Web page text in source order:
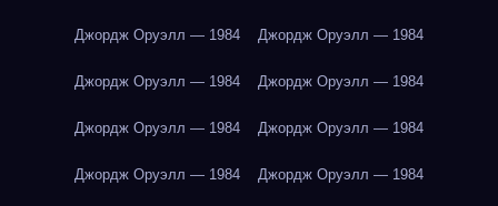
Джордж Оруэлл — 1984 Джордж Оруэлл — 1984
Джордж Оруэлл — 1984 Джордж Оруэлл — 1984
Джордж Оруэлл — 1984 Джордж Оруэлл — 1984
Джордж Оруэлл — 1984 Джордж Оруэлл — 1984